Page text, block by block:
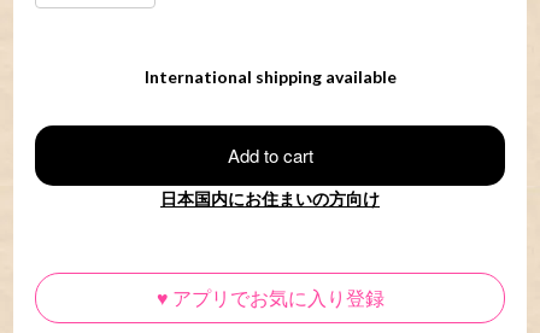
International shipping available
Add to cart
日本国内にお住まいの方向け
♥ アプリでお気に入り登録